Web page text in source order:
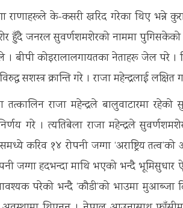
राणाहरूले के-कसरी खरिद गरेका थिए भन्ने
हुँदै जनरल सुवर्णशमशेरको नाममा पुगिसकेको
बीपी कोइरालालगायतका नेताहरू जेल परे ।
सशस्त्र क्रान्ति गरे । राजा महेन्द्रलाई लक्षित
तत्कालिन राजा महेन्द्रले बालुवाटारमा
गरे । त्यतिबेला राजा महेन्द्रले
करिव १४ रोपनी जग्गा ‘अराष्ट्रिय
जग्गा हदभन्दा माथि भएको भन्दै भूमिसुधार
परेको भन्दै ‘कौडी’को भाउमा मुआब्जा